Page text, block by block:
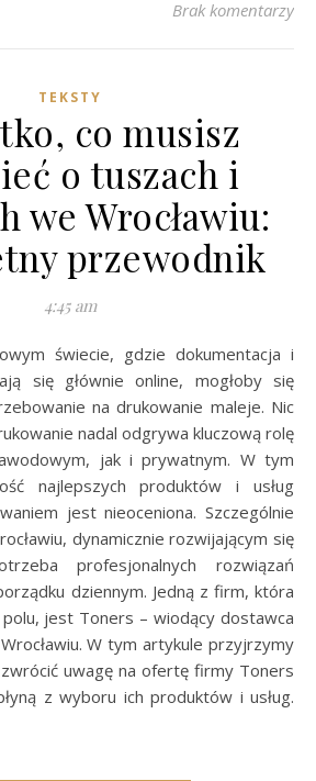
Brak komentarzy
TEKSTY
co musisz
o tuszach i
we Wrocławiu:
przewodnik
4:45 am
się głównie online, mogłoby się
na drukowanie maleje. Nic
nadal odgrywa kluczową rolę
jak i prywatnym. W tym
najlepszych produktów i usług
jest nieoceniona. Szczególnie
dynamicznie rozwijającym się
profesjonalnych rozwiązań
dziennym. Jedną z firm, która
jest Toners – wiodący dostawca
W tym artykule przyjrzymy
uwagę na ofertę firmy Toners
z wyboru ich produktów i usług.